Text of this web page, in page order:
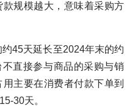
规模越大，意味着采购方
45天延长至2024年末的约
直接参与商品的采购与销
主要在消费者付款下单到
30天。